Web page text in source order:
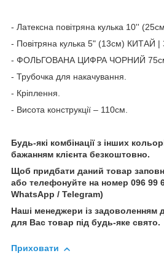
- Латексна повітряна кулька 10''
- Повітряна кулька 5" (13см) КИТАЙ |
- ФОЛЬГОВАНА ЦИФРА ЧОРНИЙ
- Трубочка для накачування.
- Кріплення.
- Висота конструкції – 110см.
Будь-які комбінації з інших
бажанням клієнта безкоштовно.
Щоб придбати даний товар
або телефонуйте на номер 096 99
WhatsApp / Telegram)
Наші менеджери із задоволенням
для Вас товар під будь-яке свято.
Приховати